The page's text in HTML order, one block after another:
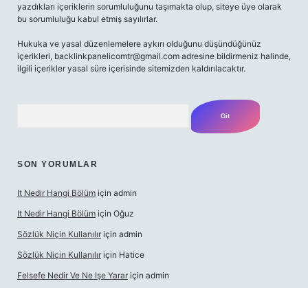
yazdıkları içeriklerin sorumluluğunu taşımakta olup, siteye üye olarak
bu sorumluluğu kabul etmiş sayılırlar.
Hukuka ve yasal düzenlemelere aykırı olduğunu düşündüğünüz
içerikleri, backlinkpanelicomtr@gmail.com adresine bildirmeniz halinde,
ilgili içerikler yasal süre içerisinde sitemizden kaldırılacaktır.
SON YORUMLAR
It Nedir Hangi Bölüm için admin
It Nedir Hangi Bölüm için Oğuz
Sözlük Niçin Kullanılır için admin
Sözlük Niçin Kullanılır için Hatice
Felsefe Nedir Ve Ne Işe Yarar için admin